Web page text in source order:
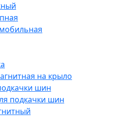
на крыло
шин
подкачки шин